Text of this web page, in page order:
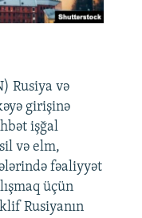
Rusiya və
girişinə
işğal
və elm,
fəaliyyət
üçün
Rusiyanın